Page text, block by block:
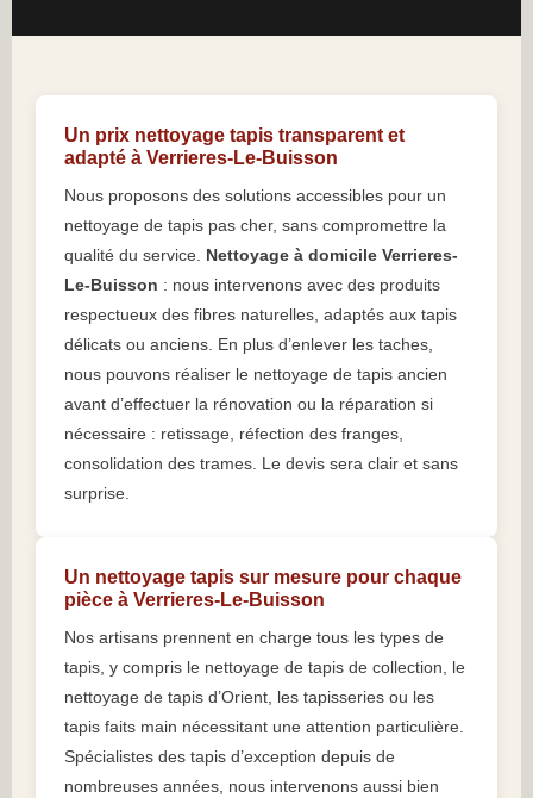
Un prix nettoyage tapis transparent et
adapté à Verrieres-Le-Buisson
Nous proposons des solutions accessibles pour un
nettoyage de tapis pas cher, sans compromettre la
qualité du service. Nettoyage à domicile Verrieres-
Le-Buisson : nous intervenons avec des produits
respectueux des fibres naturelles, adaptés aux tapis
délicats ou anciens. En plus d’enlever les taches,
nous pouvons réaliser le nettoyage de tapis ancien
avant d’effectuer la rénovation ou la réparation si
nécessaire : retissage, réfection des franges,
consolidation des trames. Le devis sera clair et sans
surprise.
Un nettoyage tapis sur mesure pour chaque
pièce à Verrieres-Le-Buisson
Nos artisans prennent en charge tous les types de
tapis, y compris le nettoyage de tapis de collection, le
nettoyage de tapis d’Orient, les tapisseries ou les
tapis faits main nécessitant une attention particulière.
Spécialistes des tapis d’exception depuis de
nombreuses années, nous intervenons aussi bien